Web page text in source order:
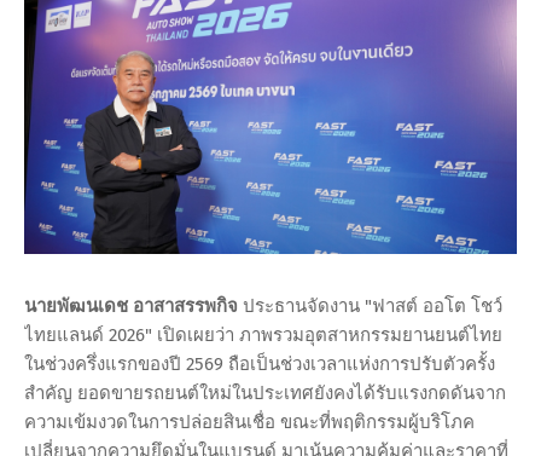
นายพัฒนเดช อาสาสรรพกิจ ประธานจัดงาน "ฟาสต์ ออโต โชว์
ไทยแลนด์ 2026" เปิดเผยว่า ภาพรวมอุตสาหกรรมยานยนต์ไทย
ในช่วงครึ่งแรกของปี 2569 ถือเป็นช่วงเวลาแห่งการปรับตัวครั้ง
สำคัญ ยอดขายรถยนต์ใหม่ในประเทศยังคงได้รับแรงกดดันจาก
ความเข้มงวดในการปล่อยสินเชื่อ ขณะที่พฤติกรรมผู้บริโภค
เปลี่ยนจากความยึดมั่นในแบรนด์ มาเน้นความคุ้มค่าและราคาที่